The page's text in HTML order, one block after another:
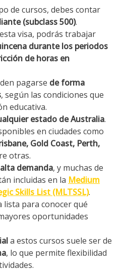
de cursos, debes contar
(subclass 500).
visa, podrás trabajar
durante los periodos
de horas en
pagarse de forma
, según las condiciones que
educativa.
estado de Australia.
en ciudades como
Gold Coast, Perth,
otras.
demanda, y muchas de
incluidas en la Medium
Skills List (MLTSSL).
lista para conocer qué
oportunidades
a estos cursos suele ser de
, lo que permite flexibilidad